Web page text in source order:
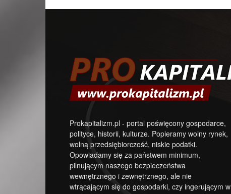
Prokapitalizm.pl - portal poświęcony gospodarce,
polityce, historii, kulturze. Popieramy wolny rynek,
wolną przedsiębiorczość, niskie podatki.
Opowiadamy się za państwem minimum,
pilnującym naszego bezpieczeństwa
wewnętrznego i zewnętrznego, ale nie
wtrącającym się do gospodarki, czy ingerującym w